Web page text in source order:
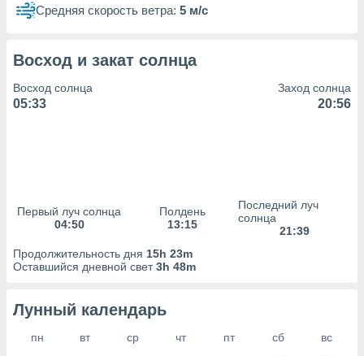
1199
Средняя скорость ветра: 5 м/с
Восход и закат солнца
Восход солнца
05:33
Заход солнца
20:56
Первый луч солнца
04:50
Полдень
13:15
Последний луч
солнца
21:39
Продолжительность дня 15h 23m
Оставшийся дневной свет3h 48m
Лунный календарь
пн вт ср чт пт сб
вс